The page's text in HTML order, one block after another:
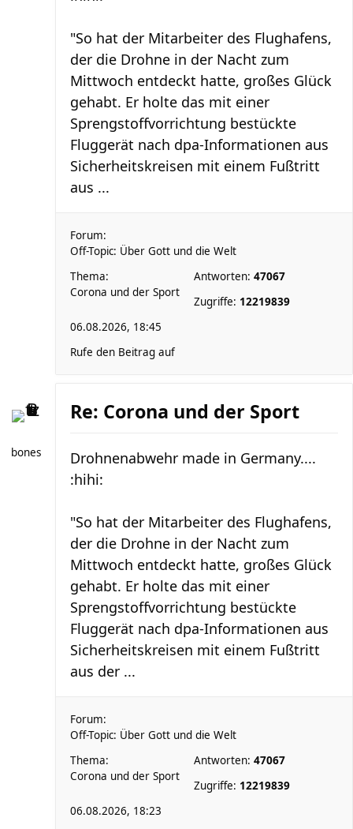
"So hat der Mitarbeiter des Flughafens,
der die Drohne in der Nacht zum
Mittwoch entdeckt hatte, großes Glück
gehabt. Er holte das mit einer
Sprengstoffvorrichtung bestückte
Fluggerät nach dpa-Informationen aus
Sicherheitskreisen mit einem Fußtritt
aus ...
Forum:
Off-Topic: Über Gott und die Welt
Thema:
Corona und der Sport
Antworten: 47067
Zugriffe: 12219839
06.08.2026, 18:45
Rufe den Beitrag auf
bones
Re: Corona und der Sport
Drohnenabwehr made in Germany....
:hihi:
"So hat der Mitarbeiter des Flughafens,
der die Drohne in der Nacht zum
Mittwoch entdeckt hatte, großes Glück
gehabt. Er holte das mit einer
Sprengstoffvorrichtung bestückte
Fluggerät nach dpa-Informationen aus
Sicherheitskreisen mit einem Fußtritt
aus der ...
Forum:
Off-Topic: Über Gott und die Welt
Thema:
Corona und der Sport
Antworten: 47067
Zugriffe: 12219839
06.08.2026, 18:23